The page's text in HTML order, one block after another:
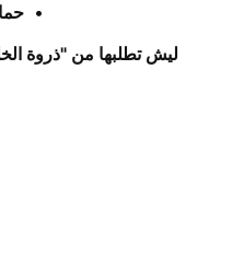
ليش تطلبها من "ذروة